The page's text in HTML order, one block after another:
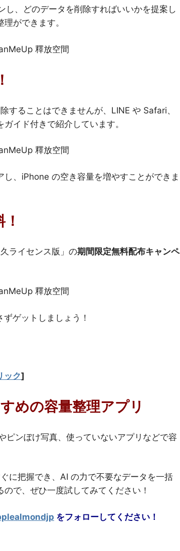
、どのデータを削除すればいいかを提案し
ができます。
することはできませんが、LINE や Safari、
イド付きで紹介しています。
、iPhone の空き容量を増やすことができま
ライセンス版」の期間限定無料配布キャンペ
ゲットしましょう！
ック]
めの容量整理アプリ
ピンぼけ写真、使っていないアプリなどで容
に把握でき、AI の力で不要なデータを一括
で、ぜひ一度試してみてください！
をフォローしてください！